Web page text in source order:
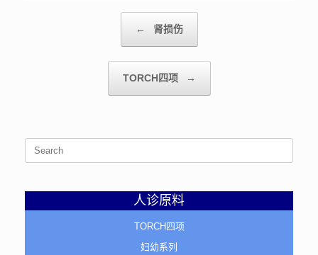
← 肾损伤
TORCH四项 →
Search
人诊原料
TORCH四项
妇幼系列